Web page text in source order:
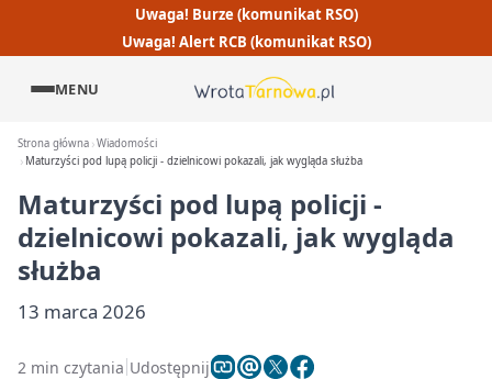
Uwaga! Burze (komunikat RSO)
Uwaga! Alert RCB (komunikat RSO)
MENU
Strona główna Wiadomości
Maturzyści pod lupą policji - dzielnicowi pokazali, jak wygląda służba
Maturzyści pod lupą policji -
dzielnicowi pokazali, jak wygląda
służba
13 marca 2026
2 min czytania Udostępnij